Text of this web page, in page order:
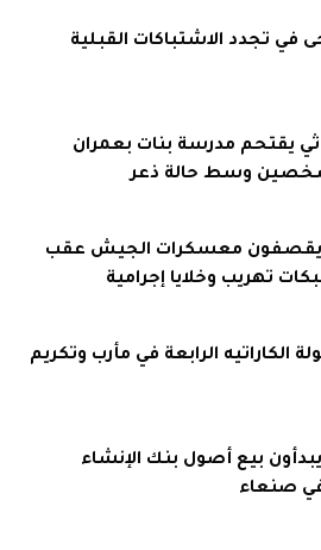
في تجدد الاشتباكات القبلية
يقتحم مدرسة بنات بعمران
وسط حالة ذعر
يقصفون معسكرات الجيش عقب
تهريب وخلايا إجرامية
الكاراتيه الرابعة في مأرب وتكريم
بيع أصول بنك الإنشاء
في صنعاء